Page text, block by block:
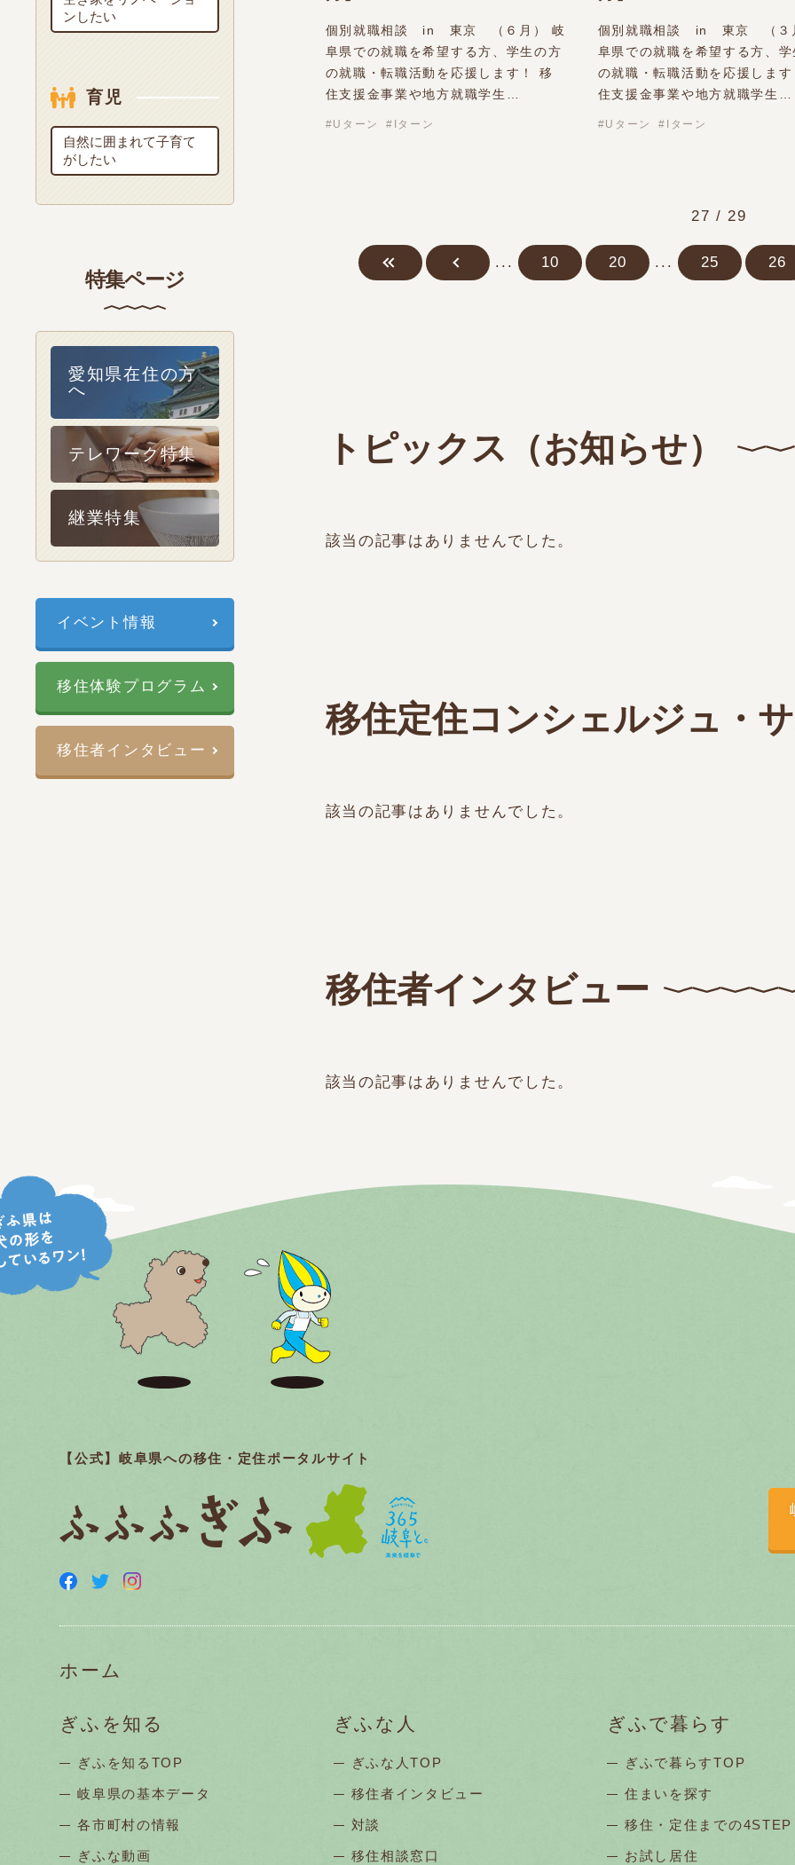
ンしたい
育児
自然に囲まれて子育て
がしたい
特集ページ
愛知県在住の方
へ
テレワーク特集
継業特集
イベント情報
移住体験プログラム
移住者インタビュー
個別就職相談 in 東京 （６月） 岐
阜県での就職を希望する方、学生の方
の就職・転職活動を応援します！ 移
住支援金事業や地方就職学生…
Uターン Iターン
個別就職相談 in 東京 （３
阜県での就職を希望する方、
の就職・転職活動を応援しま
住支援金事業や地方就職学生…
Uターン Iターン
27 / 29
... 10 20 ... 25 26
トピックス（お知らせ）
該当の記事はありませんでした。
移住定住コンシェルジュ・
該当の記事はありませんでした。
移住者インタビュー
該当の記事はありませんでした。
【公式】岐阜県への移住・定住ポータルサイト
ホーム
ぎふを知る
ぎふを知るTOP
岐阜県の基本データ
各市町村の情報
ぎふな動画
ぎふな人
ぎふな人TOP
移住者インタビュー
対談
移住相談窓口
ぎふで暮らす
ぎふで暮らすTOP
住まいを探す
移住・定住までの4STEP
お試し居住